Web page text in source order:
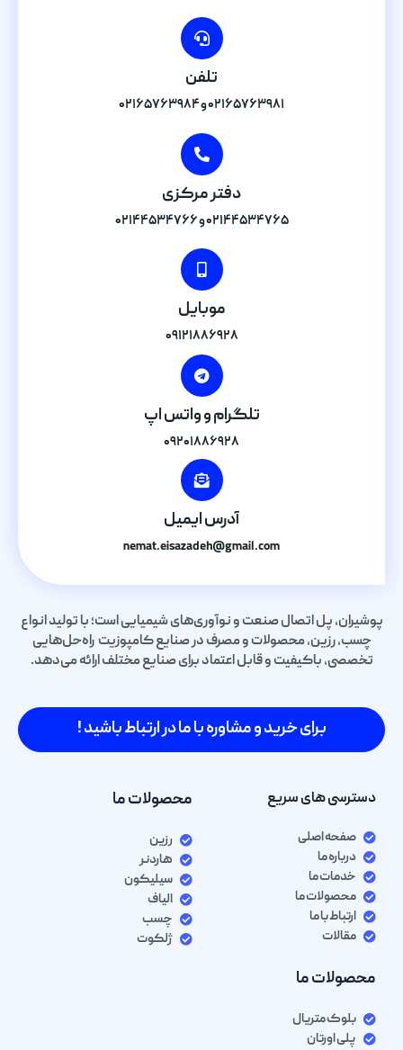
تلفن
۰۲۱۶۵۷۶۳۹۸۱ و ۰۲۱۶۵۷۶۳۹۸۴
دفتر مرکزی
۰۲۱۴۴۵۳۴۷۶۵ و ۰۲۱۴۴۵۳۴۷۶۶
موبایل
۰۹۱۲۱۸۸۶۹۲۸
تلگرام و واتس اپ
۰۹۲۰۱۸۸۶۹۲۸
آدرس ایمیل
nemat.eisazadeh@gmail.com
پوشیران، پل اتصال صنعت و نوآوری‌های شیمیایی است؛ با تولید انواع
چسب، رزین، محصولات و مصرف در صنایع کامپوزیت راه‌حل‌هایی
تخصصی، باکیفیت و قابل اعتماد برای صنایع مختلف ارائه می‌دهد.
برای خرید و مشاوره با ما در ارتباط باشید !
دسترسی های سریع
صفحه اصلی
درباره ما
خدمات ما
محصولات ما
ارتباط با ما
مقالات
محصولات ما
رزین
هاردنر
سیلیکون
الیاف
چسب
ژلکوت
محصولات ما
بلوک متریال
پلی اورتان